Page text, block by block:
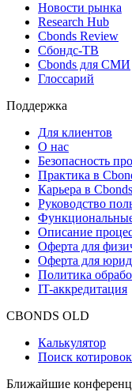
Новости рынка
Research Hub
Cbonds Review
Сбондс-ТВ
Cbonds для СМИ
Глоссарий
Поддержка
Для клиентов
О нас
Безопасность
Практика в
Карьера в Cbonds
Руководство
Функциональные
Описание
Оферта для
Оферта для
Политика
IT-аккредитация
CBONDS OLD
Калькулятор
Поиск
Ближайшие